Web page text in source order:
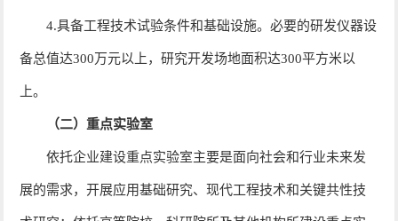
4.具备工程技术试验条件和基础设施。必要的研发仪器设
备总值达300万元以上，研究开发场地面积达300平方米以
上。
（二）重点实验室
依托企业建设重点实验室主要是面向社会和行业未来发
展的需求，开展应用基础研究、现代工程技术和关键共性技